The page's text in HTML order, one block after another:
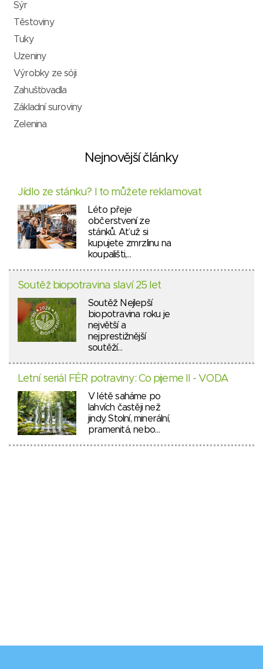
Sýr
Těstoviny
Tuky
Uzeniny
Výrobky ze sóji
Zahušťovadla
Základní suroviny
Zelenina
Nejnovější články
Jídlo ze stánku? I to můžete reklamovat
Léto přeje
občerstvení ze
stánků. Ať už si
kupujete zmrzlinu na
koupališti,…
Soutěž biopotravina slaví 25 let
Soutěž Nejlepší
biopotravina roku je
největší a
nejprestižnější
soutěží…
Letní seriál FÉR potraviny: Co pijeme II - VODA
V létě saháme po
lahvích častěji než
jindy. Stolní, minerální,
pramenitá, nebo…